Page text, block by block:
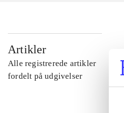
Artikler
Alle registrerede artikler
fordelt på udgivelser